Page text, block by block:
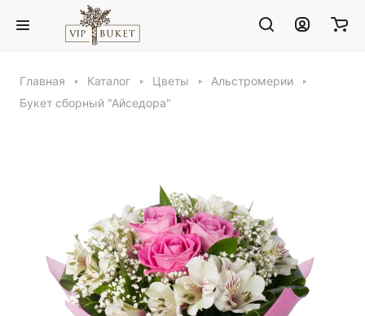
Главная Каталог Цветы
Альстромерии
Букет сборный "Айседора"